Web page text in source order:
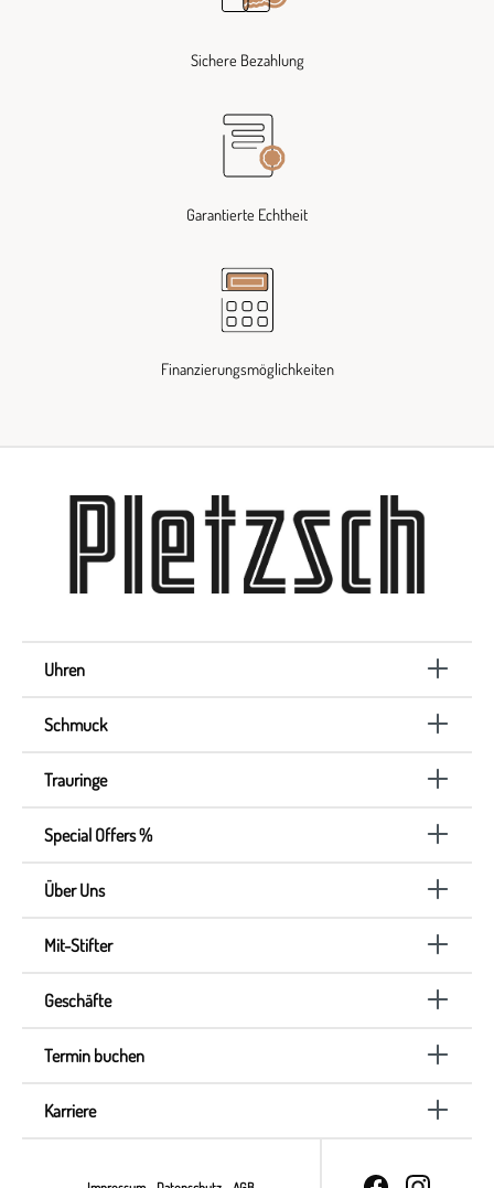
Sichere Bezahlung
Garantierte Echtheit
Finanzierungsmöglichkeiten
Uhren
Schmuck
Trauringe
Special Offers %
Über Uns
Mit-Stifter
Geschäfte
Termin buchen
Karriere